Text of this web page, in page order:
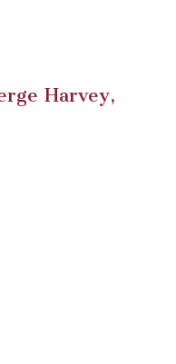
Harvey,